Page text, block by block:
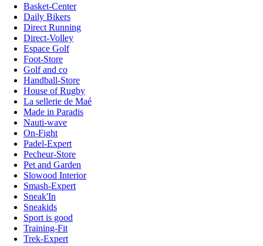
Basket-Center
Daily Bikers
Direct Running
Direct-Volley
Espace Golf
Foot-Store
Golf and co
Handball-Store
House of Rugby
La sellerie de Maé
Made in Paradis
Nauti-wave
On-Fight
Padel-Expert
Pecheur-Store
Pet and Garden
Slowood Interior
Smash-Expert
Sneak'In
Sneakids
Sport is good
Training-Fit
Trek-Expert